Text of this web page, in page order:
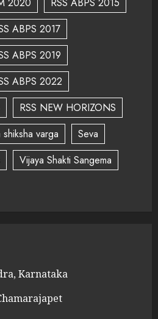
ABPS 2017
ABPS 2019
ABPS 2022
RSS NEW HORIZONS
shiksha varga
Seva
Vijaya Shakti Sangema
Karnataka